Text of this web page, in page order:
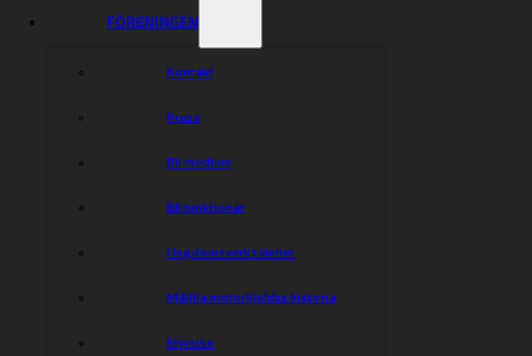
FÖRENINGEN
Kontakt
Press
Bli medlem
Bli funktionär
Ungdomsverksamhet
Målilla motorklubbs historia
Styrelse